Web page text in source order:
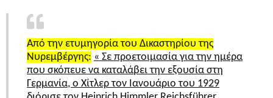
Από την ετυμηγορία του Δικαστηρίου της
Νυρεμβέργης: « Σε προετοιμασία για την ημέρα
που σκόπευε να καταλάβει την εξουσία στη
Γερμανία, ο Χίτλερ τον Ιανουάριο του 1929